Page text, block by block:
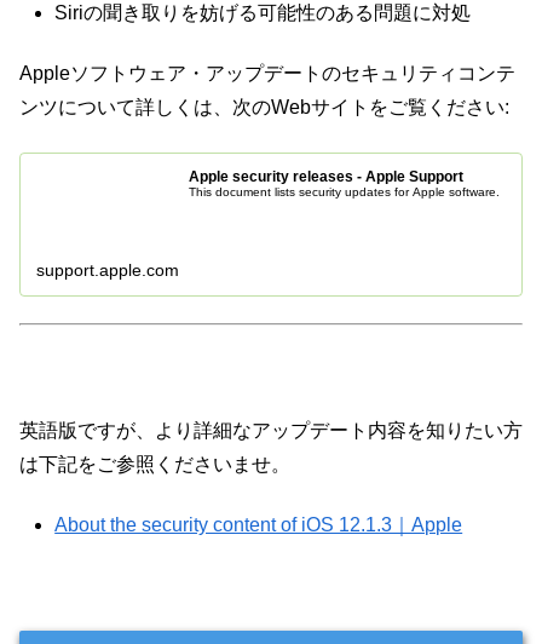
Siriの聞き取りを妨げる可能性のある問題に対処
Appleソフトウェア・アップデートのセキュリティコンテ
ンツについて詳しくは、次のWebサイトをご覧ください:
Apple security releases - Apple Support
This document lists security updates for Apple software.
support.apple.com
英語版ですが、より詳細なアップデート内容を知りたい方
は下記をご参照くださいませ。
About the security content of iOS 12.1.3｜Apple